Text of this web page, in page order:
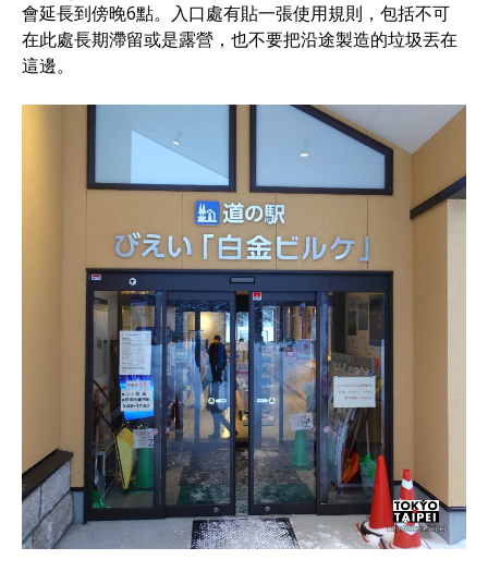
會延長到傍晚6點。入口處有貼一張使用規則，包括不可
在此處長期滯留或是露營，也不要把沿途製造的垃圾丟在
這邊。